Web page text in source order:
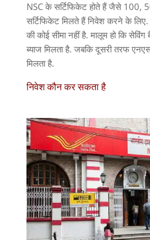
NSC के सर्टिफिकेट होते हैं जैसे
सर्टिफिकेट मिलते हैं निवेश करने के
की कोई सीमा नहीं है. मालूम हो कि
ब्याज मिलता है. जबकि दूसरी तरफ
मिलता है.
निवेश कौन कर सकता है